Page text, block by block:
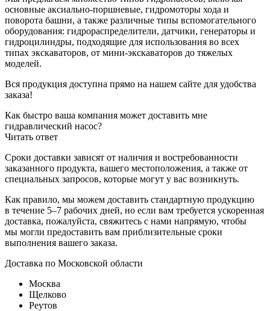
основные аксиально-поршневые, гидромоторы хода и
поворота башни, а также различные типы вспомогательного
оборудования: гидрораспределители, датчики, генераторы и
гидроцилиндры, подходящие для использования во всех
типах экскаваторов, от мини-экскаваторов до тяжелых
моделей.
Вся продукция доступна прямо на нашем сайте для удобства
заказа!
Как быстро ваша компания может доставить мне
гидравлический насос?
Читать ответ
Сроки доставки зависят от наличия и востребованности
заказанного продукта, вашего местоположения, а также от
специальных запросов, которые могут у вас возникнуть.
Как правило, мы можем доставить стандартную продукцию
в течение 5–7 рабочих дней, но если вам требуется ускоренная
доставка, пожалуйста, свяжитесь с нами напрямую, чтобы
мы могли предоставить вам приблизительные сроки
выполнения вашего заказа.
Доставка по Московской области
Москва
Щелково
Реутов